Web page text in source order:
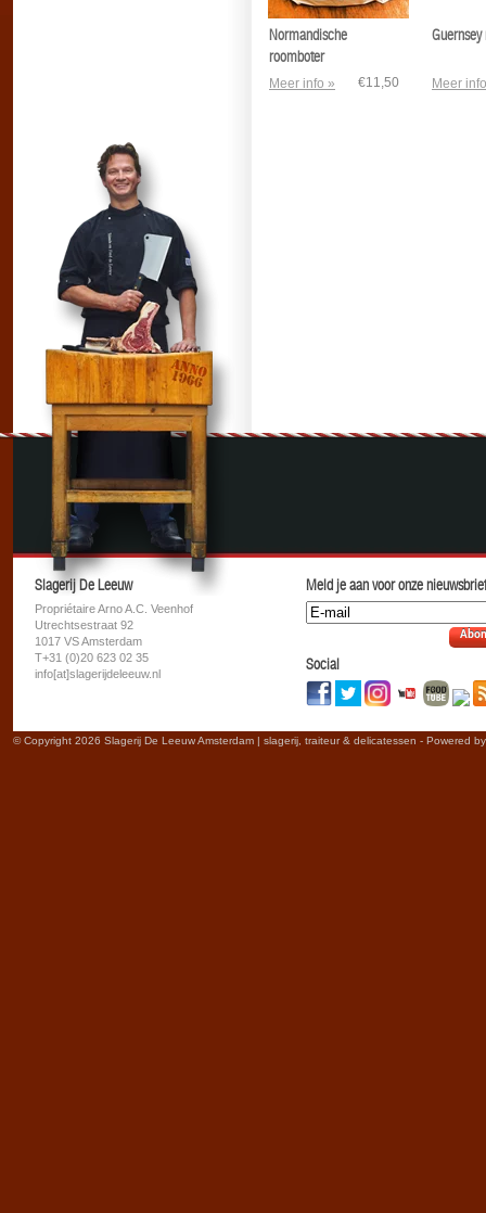
Normandische
roomboter
Meer info » €11,50 Meer
Slagerij De Leeuw
Propriétaire Arno A.C. Veenhof
Utrechtsestraat 92
1017 VS Amsterdam
T+31 (0)20 623 02 35
info[at]slagerijdeleeuw.nl
Meld je aan voor onze
Social
© Copyright 2026 Slagerij De Leeuw Amsterdam | slagerij, traiteur & delicatessen - Powered